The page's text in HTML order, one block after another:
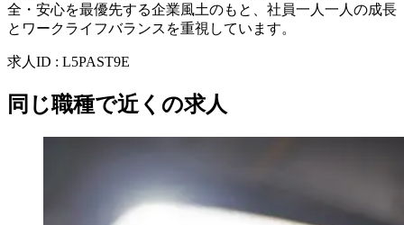
全・安心を最優先する企業風土のもと、社員一人一人の成長
とワークライフバランスを重視しています。
求人ID : L5PAST9E
同じ職種で近くの求人